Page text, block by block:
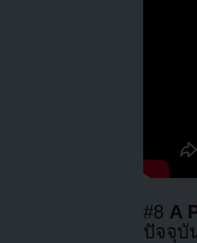
#8 A
ปัจจุบั